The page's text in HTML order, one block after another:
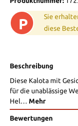
P
Sie
diese
Beschreibung
Diese Kalota mit
für die unablässige
Hel… Mehr
Bewertungen